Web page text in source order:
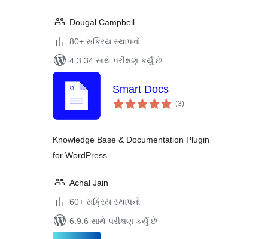
Dougal Campbell
80+ સક્રિય સ્થાપનો
4.3.34 સાથે પરીક્ષણ કર્યું છે
Smart Docs
(3કુલ
રેટિંગ્સ
)
Knowledge Base & Documentation Plugin
for WordPress.
Achal Jain
60+ સક્રિય સ્થાપનો
6.9.6 સાથે પરીક્ષણ કર્યું છે